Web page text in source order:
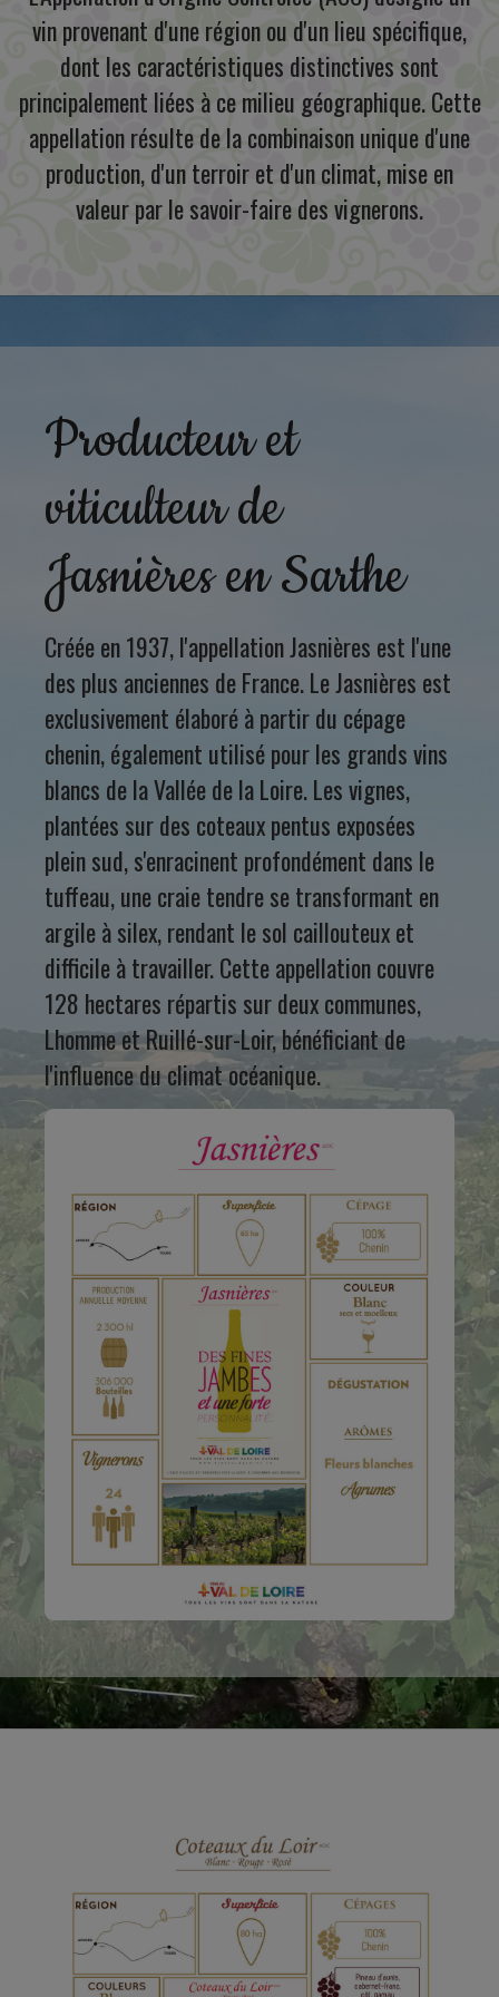
vin provenant d'une région ou d'un lieu spécifique,
dont les caractéristiques distinctives sont
principalement liées à ce milieu géographique. Cette
appellation résulte de la combinaison unique d'une
production, d'un terroir et d'un climat, mise en
valeur par le savoir-faire des vignerons.
Producteur et
viticulteur de
Jasnières en Sarthe
Créée en 1937, l'appellation Jasnières est l'une
des plus anciennes de France. Le Jasnières est
exclusivement élaboré à partir du cépage
chenin, également utilisé pour les grands vins
blancs de la Vallée de la Loire. Les vignes,
plantées sur des coteaux pentus exposées
plein sud, s'enracinent profondément dans le
tuffeau, une craie tendre se transformant en
argile à silex, rendant le sol caillouteux et
difficile à travailler. Cette appellation couvre
128 hectares répartis sur deux communes,
Lhomme et Ruillé-sur-Loir, bénéficiant de
l'influence du climat océanique.